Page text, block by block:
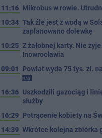
11:16 Mikrobus w rowie.
10:34 Tak źle jest z wodą w
zaplanowano dolewkę
10:25 Z żałobnej karty. Nie
Inowrocławia
09:01
Powiat wyda 75 tys. zł.
NAS
16:36 Uszkodzili gazociąg i
służby
16:29 Potrącenie kobiety na
14:39 Wkrótce kolejna zbiórka